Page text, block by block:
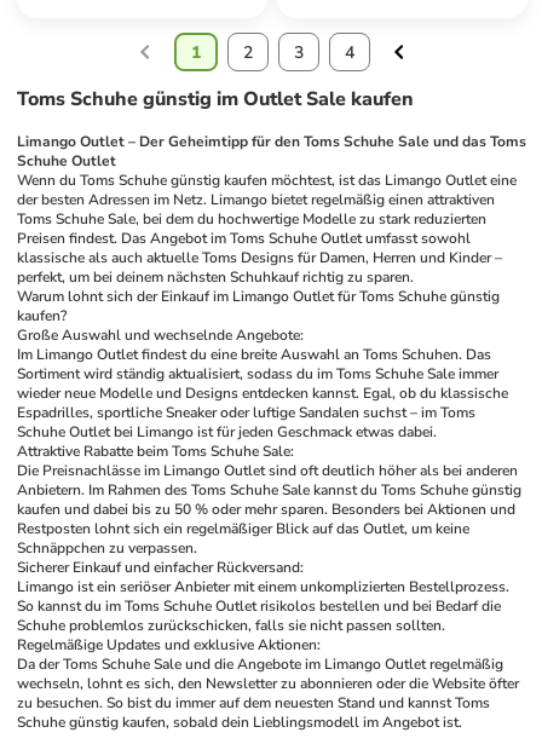
1 2 3 4
Toms Schuhe günstig im Outlet Sale kaufen
Limango Outlet – Der Geheimtipp für den Toms Schuhe Sale und das Toms
Schuhe Outlet
Wenn du Toms Schuhe günstig kaufen möchtest, ist das Limango Outlet eine
der besten Adressen im Netz. Limango bietet regelmäßig einen attraktiven
Toms Schuhe Sale, bei dem du hochwertige Modelle zu stark reduzierten
Preisen findest. Das Angebot im Toms Schuhe Outlet umfasst sowohl
klassische als auch aktuelle Toms Designs für Damen, Herren und Kinder –
perfekt, um bei deinem nächsten Schuhkauf richtig zu sparen.
Warum lohnt sich der Einkauf im Limango Outlet für Toms Schuhe günstig
kaufen?
Große Auswahl und wechselnde Angebote:
Im Limango Outlet findest du eine breite Auswahl an Toms Schuhen. Das
Sortiment wird ständig aktualisiert, sodass du im Toms Schuhe Sale immer
wieder neue Modelle und Designs entdecken kannst. Egal, ob du klassische
Espadrilles, sportliche Sneaker oder luftige Sandalen suchst – im Toms
Schuhe Outlet bei Limango ist für jeden Geschmack etwas dabei.
Attraktive Rabatte beim Toms Schuhe Sale:
Die Preisnachlässe im Limango Outlet sind oft deutlich höher als bei anderen
Anbietern. Im Rahmen des Toms Schuhe Sale kannst du Toms Schuhe günstig
kaufen und dabei bis zu 50 % oder mehr sparen. Besonders bei Aktionen und
Restposten lohnt sich ein regelmäßiger Blick auf das Outlet, um keine
Schnäppchen zu verpassen.
Sicherer Einkauf und einfacher Rückversand:
Limango ist ein seriöser Anbieter mit einem unkomplizierten Bestellprozess.
So kannst du im Toms Schuhe Outlet risikolos bestellen und bei Bedarf die
Schuhe problemlos zurückschicken, falls sie nicht passen sollten.
Regelmäßige Updates und exklusive Aktionen:
Da der Toms Schuhe Sale und die Angebote im Limango Outlet regelmäßig
wechseln, lohnt es sich, den Newsletter zu abonnieren oder die Website öfter
zu besuchen. So bist du immer auf dem neuesten Stand und kannst Toms
Schuhe günstig kaufen, sobald dein Lieblingsmodell im Angebot ist.